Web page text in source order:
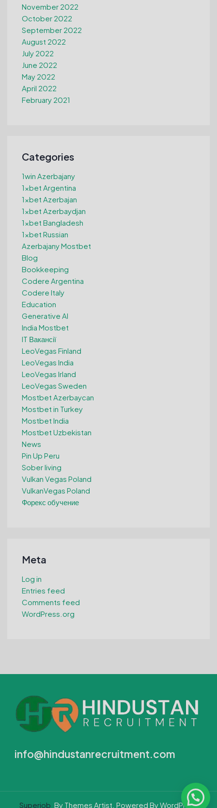
November 2022
October 2022
September 2022
August 2022
July 2022
June 2022
May 2022
April 2022
February 2021
Categories
1win Azerbajany
1xbet Argentina
1xbet Azerbajan
1xbet Azerbaydjan
1xbet Bangladesh
1xbet Russian
Azerbajany Mostbet
Blog
Bookkeeping
Codere Argentina
Codere Italy
Education
Generative AI
India Mostbet
IT Вакансії
LeoVegas Finland
LeoVegas India
LeoVegas Irland
LeoVegas Sweden
Mostbet Azerbaycan
Mostbet in Turkey
Mostbet India
Mostbet Uzbekistan
News
Pin Up Peru
Sober living
Vulkan Vegas Poland
VulkanVegas Poland
Форекс обучение
Meta
Log in
Entries feed
Comments feed
WordPress.org
info@hindustanrecruitment.com
Superjob By Themes Artist. Powered By WordPress